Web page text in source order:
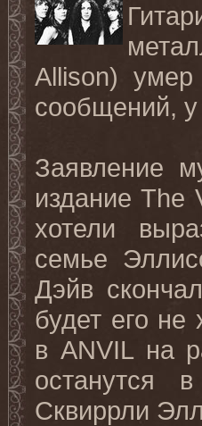
Allison)
сообщений,
Заявление
издание The
хотели
семье
Дэйв
будет его не
в ANVIL на
останутся
Сквиррли